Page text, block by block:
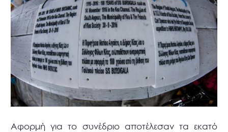
Αφορμή για το συνέδριο αποτέλεσαν τα εκατό